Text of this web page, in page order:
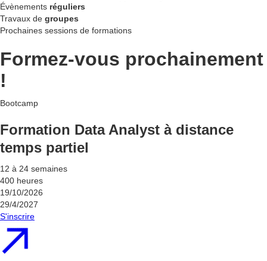
Évènements réguliers
Travaux de groupes
Prochaines sessions de formations
Formez-vous prochainement
!
Bootcamp
Formation Data Analyst à distance
temps partiel
12 à 24 semaines
400 heures
19/10/2026
29/4/2027
S'inscrire